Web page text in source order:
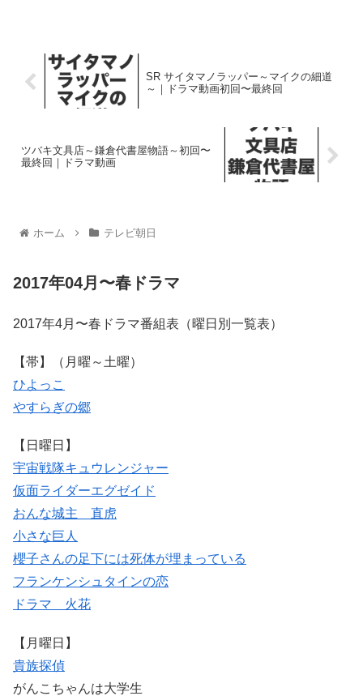
SR サイタマノラッパー～マイクの細道
～｜ドラマ動画初回〜最終回
ツバキ文具店～鎌倉代書屋物語～初回〜
最終回｜ドラマ動画
ホーム テレビ朝日
2017年04月〜春ドラマ
2017年4月〜春ドラマ番組表（曜日別一覧表）
【帯】（月曜～土曜）
ひよっこ
やすらぎの郷
【日曜日】
宇宙戦隊キュウレンジャー
仮面ライダーエグゼイド
おんな城主 直虎
小さな巨人
櫻子さんの足下には死体が埋まっている
フランケンシュタインの恋
ドラマ 火花
【月曜日】
貴族探偵
がんこちゃんは大学生